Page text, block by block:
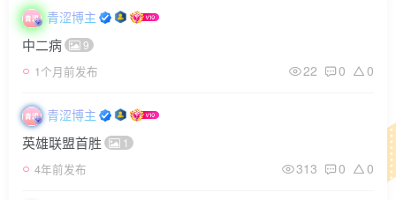
青涩博主
中二病 9
1个月前发布 22 0 0
青涩博主
英雄联盟首胜 1
4年前发布 313 0 0